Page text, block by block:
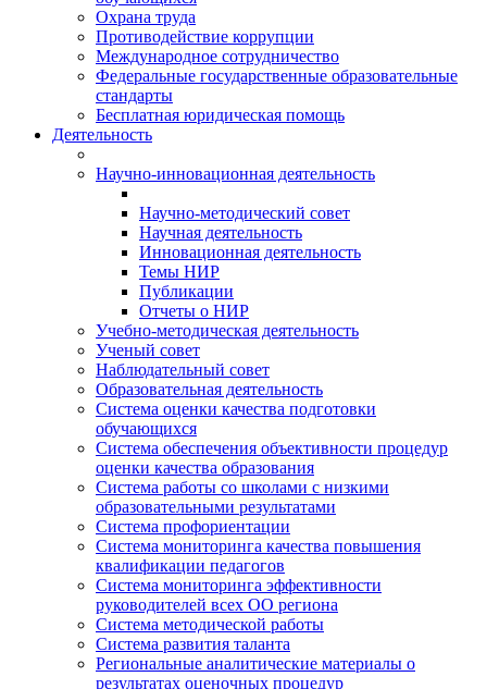
Охрана труда
Противодействие коррупции
Международное сотрудничество
Федеральные государственные образовательные
стандарты
Бесплатная юридическая помощь
Деятельность
Научно-инновационная деятельность
Научно-методический совет
Научная деятельность
Инновационная деятельность
Темы НИР
Публикации
Отчеты о НИР
Учебно-методическая деятельность
Ученый совет
Наблюдательный совет
Образовательная деятельность
Система оценки качества подготовки
обучающихся
Система обеспечения объективности процедур
оценки качества образования
Система работы со школами с низкими
образовательными результатами
Система профориентации
Система мониторинга качества повышения
квалификации педагогов
Система мониторинга эффективности
руководителей всех ОО региона
Система методической работы
Система развития таланта
Региональные аналитические материалы о
результатах оценочных процедур